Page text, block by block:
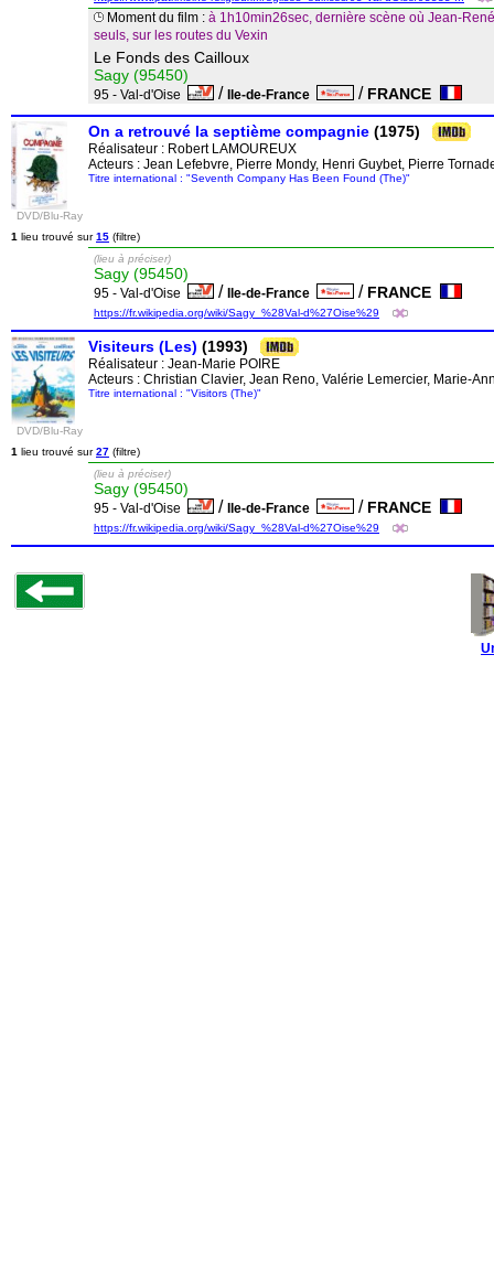
Moment du film : à 1h10min26sec, dernière scène où Jean-
seuls, sur les routes du Vexin
Le Fonds des Cailloux
Sagy (95450)
95 - Val-d'Oise / Ile-de-France / FRANCE
DVD/Blu-Ray
On a retrouvé la septième compagnie (1975)
Réalisateur : Robert LAMOUREUX
Acteurs : Jean Lefebvre, Pierre Mondy, Henri Guybet, Pierre
Titre international : "Seventh Company Has Been Found (The)"
1 lieu trouvé sur15 (filtre)
(lieu à préciser)
Sagy (95450)
95 - Val-d'Oise / Ile-de-France / FRANCE
https://fr.wikipedia.org/wiki/Sagy_%28Val-d%27Oise%29
DVD/Blu-Ray
Visiteurs (Les) (1993)
Réalisateur : Jean-Marie POIRE
Acteurs : Christian Clavier, Jean Reno, Valérie Lemercier, Marie-
Titre international : "Visitors (The)"
1 lieu trouvé sur27 (filtre)
(lieu à préciser)
Sagy (95450)
95 - Val-d'Oise / Ile-de-France / FRANCE
https://fr.wikipedia.org/wiki/Sagy_%28Val-d%27Oise%29